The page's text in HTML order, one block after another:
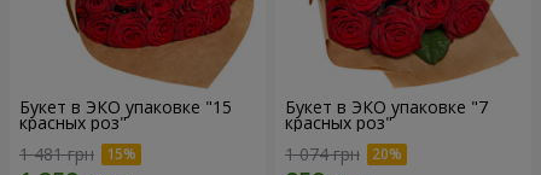
Букет в ЭКО упаковке "15
красных роз"
1 481 грн
Букет в ЭКО упаковке "7
красных роз"
1 074 грн